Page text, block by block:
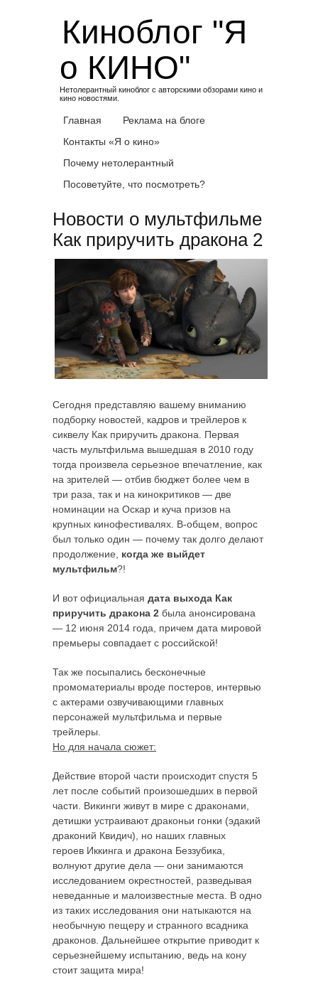
Киноблог "Я
о КИНО"
Нетолерантный киноблог с авторскими обзорами кино и
кино новостями.
Главная
Реклама на блоге
Контакты «Я о кино»
Почему нетолерантный
Посоветуйте, что посмотреть?
Новости о мультфильме
Как приручить дракона 2
Сегодня представляю вашему вниманию
подборку новостей, кадров и трейлеров к
сиквелу Как приручить дракона. Первая
часть мультфильма вышедшая в 2010 году
тогда произвела серьезное впечатление, как
на зрителей — отбив бюджет более чем в
три раза, так и на кинокритиков — две
номинации на Оскар и куча призов на
крупных кинофестивалях. В-общем, вопрос
был только один — почему так долго делают
продолжение, когда же выйдет
мультфильм?!
И вот официальная дата выхода Как
приручить дракона 2 была анонсирована
— 12 июня 2014 года, причем дата мировой
премьеры совпадает с российской!
Так же посыпались бесконечные
промоматериалы вроде постеров, интервью
с актерами озвучивающими главных
персонажей мультфильма и первые
трейлеры.
Но для начала сюжет:
Действие второй части происходит спустя 5
лет после событий произошедших в первой
части. Викинги живут в мире с драконами,
детишки устраивают драконьи гонки (эдакий
драконий Квидич), но наших главных
героев Иккинга и дракона Беззубика,
волнуют другие дела — они занимаются
исследованием окрестностей, разведывая
неведанные и малоизвестные места. В одно
из таких исследования они натыкаются на
необычную пещеру и странного всадника
драконов. Дальнейшее открытие приводит к
серьезнейшему испытанию, ведь на кону
стоит защита мира!